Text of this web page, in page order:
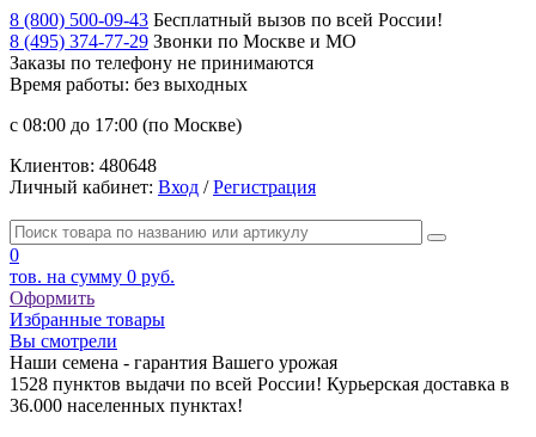
8 (800) 500-09-43 Бесплатный вызов по всей России!
8 (495) 374-77-29 Звонки по Москве и МО
Заказы по телефону не принимаются
Время работы: без выходных
с 08:00 до 17:00 (по Москве)
Клиентов: 480648
Личный кабинет: Вход /Регистрация
0
тов. на сумму 0 руб.
Оформить
Избранные товары
Вы смотрели
Наши семена - гарантия Вашего урожая
1528 пунктов выдачи по всей России! Курьерская доставка в
36.000 населенных пунктах!